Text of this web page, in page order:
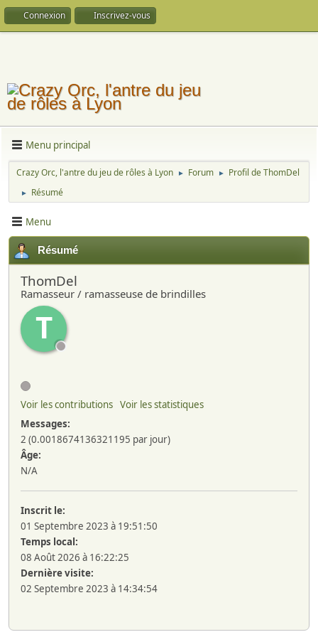
Connexion Inscrivez-vous
Menu principal
Crazy Orc, l'antre du jeu de rôles à Lyon ► Forum ► Profil de ThomDel
► Résumé
Menu
Résumé
ThomDel
Ramasseur / ramasseuse de brindilles
T
Voir les contributions Voir les statistiques
Messages:
2 (0.0018674136321195 par jour)
Âge:
N/A
Inscrit le:
01 Septembre 2023 à 19:51:50
Temps local:
08 Août 2026 à 16:22:25
Dernière visite:
02 Septembre 2023 à 14:34:54